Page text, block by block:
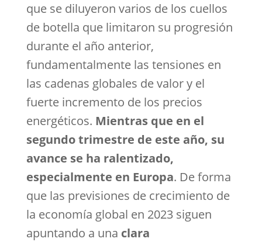
que se diluyeron varios de los cuellos
de botella que limitaron su progresión
durante el año anterior,
fundamentalmente las tensiones en
las cadenas globales de valor y el
fuerte incremento de los precios
energéticos. Mientras que en el
segundo trimestre de este año, su
avance se ha ralentizado,
especialmente en Europa. De forma
que las previsiones de crecimiento de
la economía global en 2023 siguen
apuntando a una clara